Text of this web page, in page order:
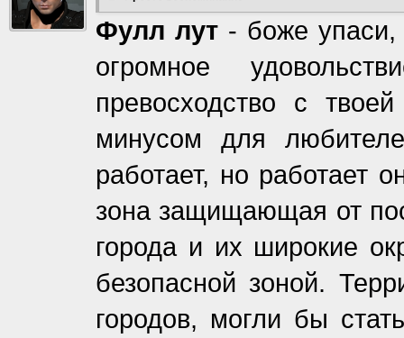
Фулл лут - боже упаси,
огромное
превосходство с
минусом для
работает, но работает
зона защищающая от
города и их широкие
безопасной зоной.
городов, могли бы